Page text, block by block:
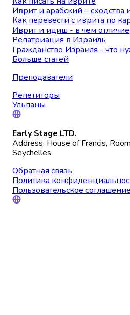
Иврит и арабский – сходства
Как перевести с иврита по
Иврит и идиш - в чем отличие
Репатриация в Израиль
Гражданство Израиля - что
Больше статей
Преподаватели
Репетиторы
Ульпаны
Early Stage LTD.
Address: House of Francis,
Seychelles
Обратная связь
Политика
Пользовательское соглашение